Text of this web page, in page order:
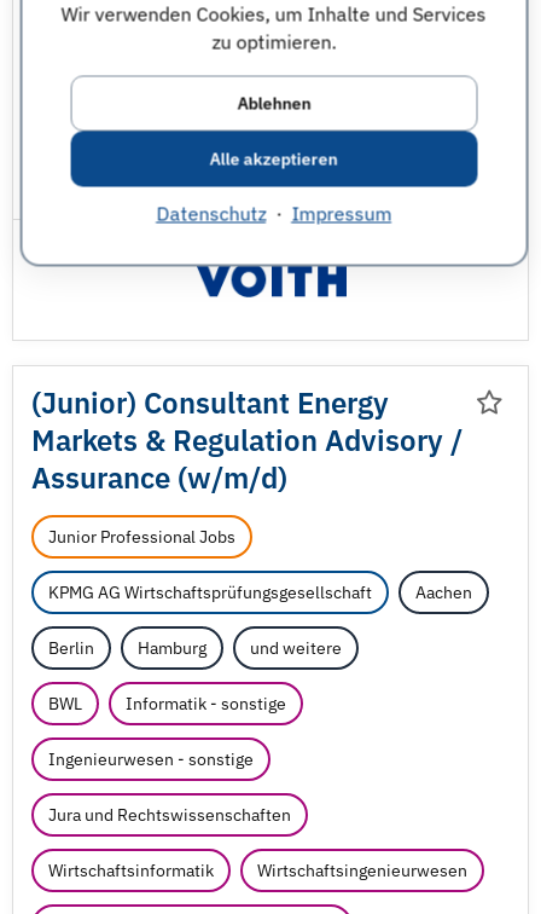
Wir verwenden Cookies, um Inhalte und Services
zu optimieren.
Ablehnen
Alle akzeptieren
Datenschutz· Impressum
Ingenieurwesen - sonstige
Jura und Rechtswissenschaften
Wirtschaftsingenieurwesen
JobNr 1850235 | 04.08.2026
(Junior) Consultant Energy
Markets & Regulation Advisory /
Assurance (w/m/d)
Junior Professional Jobs
KPMG AG Wirtschaftsprüfungsgesellschaft Aachen
Berlin Hamburg und weitere
BWL Informatik - sonstige
Ingenieurwesen - sonstige
Jura und Rechtswissenschaften
Wirtschaftsinformatik Wirtschaftsingenieurwesen